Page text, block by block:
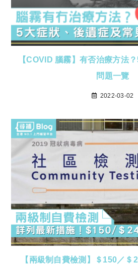
【COVID 腦霧】有否治療方法
問題一覽
2022-03-02
【兩級制自費檢測】＄150／＄